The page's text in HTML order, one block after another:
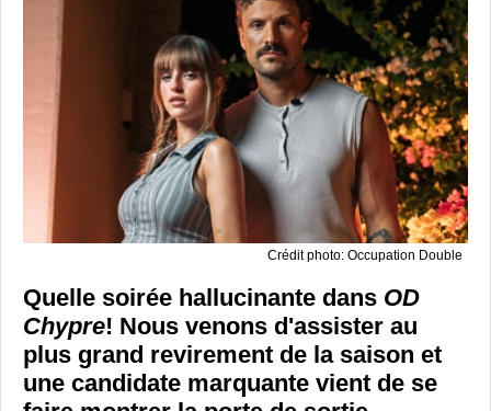
Crédit photo: Occupation Double
Quelle soirée hallucinante dans OD
Chypre! Nous venons d'assister au
plus grand revirement de la saison et
une candidate marquante vient de se